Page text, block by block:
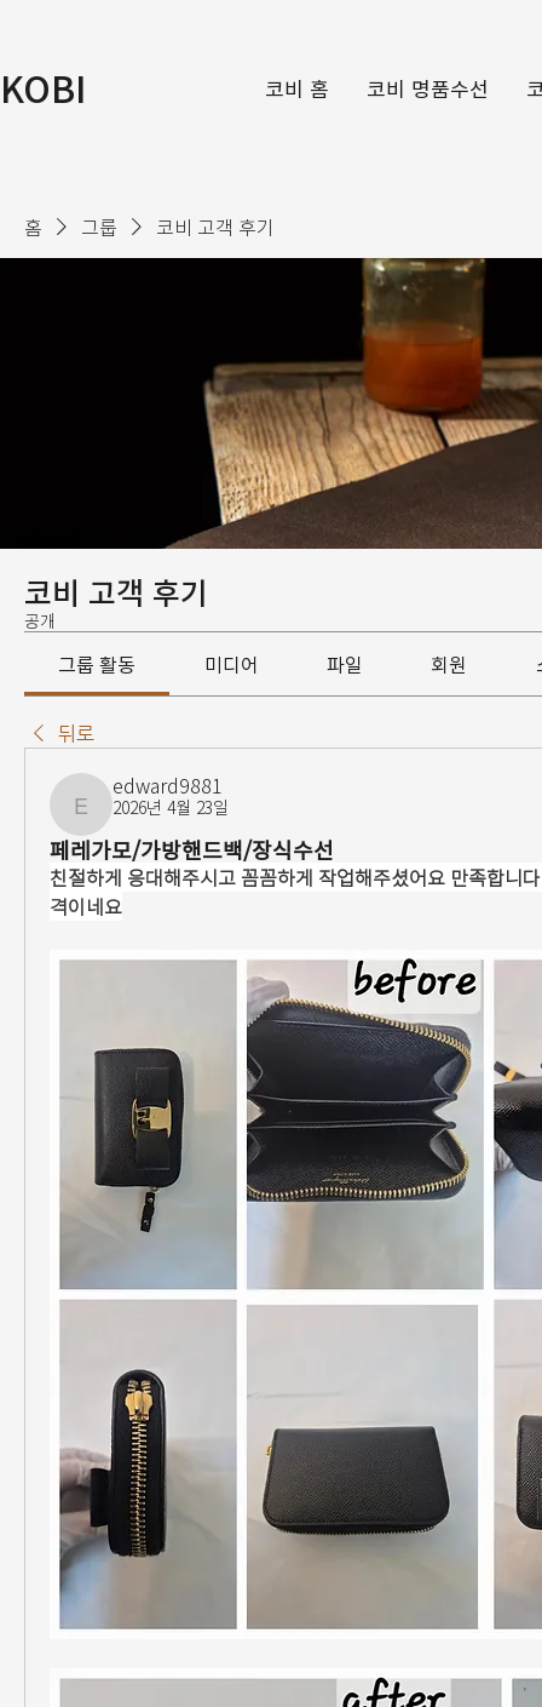
KOBI 코비 홈 코비 명품수선
홈 그룹 코비 고객 후기
코비 고객 후기
공개
그룹 활동 미디어 파일 회원
뒤로
edward9881
edward9881
2026년 4월 23일
페레가모/가방핸드백/장식수선
친절하게 응대해주시고 꼼꼼하게 작업해주셨어요 만족합니
격이네요